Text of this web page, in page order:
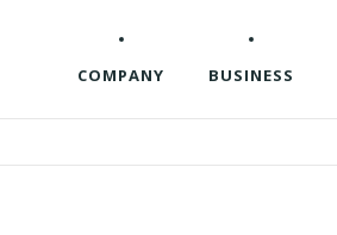
COMPANY BUSINESS